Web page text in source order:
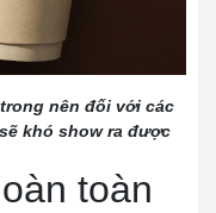
nên đối với các
khó show ra được
toàn